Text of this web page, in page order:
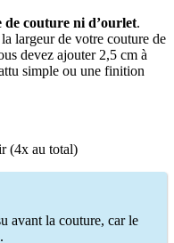
de couture ni d’ourlet.
largeur de votre couture de
devez ajouter 2,5 cm à
simple ou une finition
(4x au total)
avant la couture, car le